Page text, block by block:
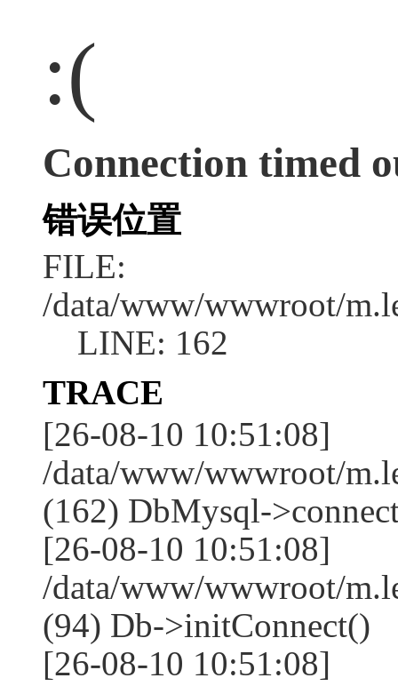
:(
Connection timed
错误位置
FILE:
/data/www/wwwroot/
LINE: 162
TRACE
[26-08-10 10:51:08]
/data/www/wwwroot/
(162) DbMysql-
[26-08-10 10:51:08]
/data/www/wwwroot/
(94) Db->initConnect()
[26-08-10 10:51:08]